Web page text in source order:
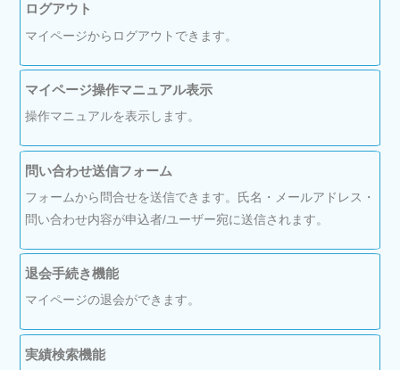
ログアウト
マイページからログアウトできます。
マイページ操作マニュアル表示
操作マニュアルを表示します。
問い合わせ送信フォーム
フォームから問合せを送信できます。氏名・メールアドレス・
問い合わせ内容が申込者/ユーザー宛に送信されます。
退会手続き機能
マイページの退会ができます。
実績検索機能